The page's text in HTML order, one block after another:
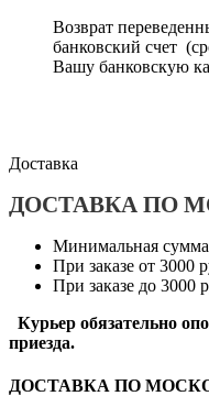
Возврат
банковский счет
Вашу банковскую
Доставка
ДОСТАВКА ПО
Минимальная сумма
При заказе от 3000
При заказе до 3000
Курьер обязательно
приезда.
ДОСТАВКА ПО